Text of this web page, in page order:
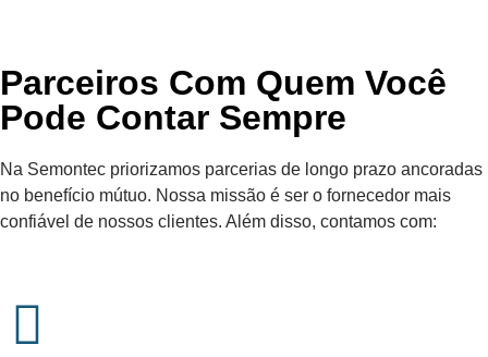
Parceiros Com Quem Você
Pode Contar Sempre
Na Semontec priorizamos parcerias de longo prazo ancoradas
no benefício mútuo. Nossa missão é ser o fornecedor mais
confiável de nossos clientes. Além disso, contamos com: